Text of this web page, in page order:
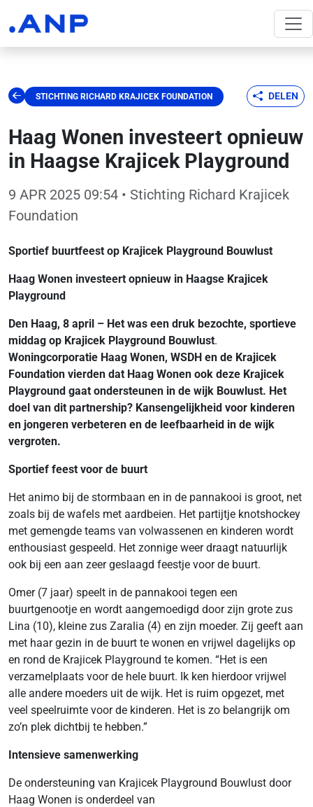
STICHTING RICHARD KRAJICEK FOUNDATION DELEN
Haag Wonen investeert opnieuw
in Haagse Krajicek Playground
9 APR 2025 09:54 • Stichting Richard Krajicek
Foundation
Sportief buurtfeest op Krajicek Playground Bouwlust
Haag Wonen investeert opnieuw in Haagse Krajicek
Playground
Den Haag, 8 april – Het was een druk bezochte, sportieve
middag op Krajicek Playground Bouwlust.
Woningcorporatie Haag Wonen, WSDH en de Krajicek
Foundation vierden dat Haag Wonen ook deze Krajicek
Playground gaat ondersteunen in de wijk Bouwlust. Het
doel van dit partnership? Kansengelijkheid voor kinderen
en jongeren verbeteren en de leefbaarheid in de wijk
vergroten.
Sportief feest voor de buurt
Het animo bij de stormbaan en in de pannakooi is groot, net
zoals bij de wafels met aardbeien. Het partijtje knotshockey
met gemengde teams van volwassenen en kinderen wordt
enthousiast gespeeld. Het zonnige weer draagt natuurlijk
ook bij een aan zeer geslaagd feestje voor de buurt.
Omer (7 jaar) speelt in de pannakooi tegen een
buurtgenootje en wordt aangemoedigd door zijn grote zus
Lina (10), kleine zus Zaralia (4) en zijn moeder. Zij geeft aan
met haar gezin in de buurt te wonen en vrijwel dagelijks op
en rond de Krajicek Playground te komen. “Het is een
verzamelplaats voor de hele buurt. Ik ken hierdoor vrijwel
alle andere moeders uit de wijk. Het is ruim opgezet, met
veel speelruimte voor de kinderen. Het is zo belangrijk om
zo’n plek dichtbij te hebben.”
Intensieve samenwerking
De ondersteuning van Krajicek Playground Bouwlust door
Haag Wonen is onderdeel van